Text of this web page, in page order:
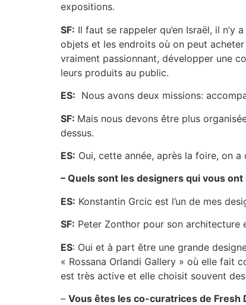
expositions.
SF: Il faut se rappeler qu’en Israël, il n’y
objets et les endroits où on peut
vraiment passionnant, développer une
leurs produits au public.
ES: Nous avons deux missions:
SF: Mais nous devons être plus
dessus.
ES: Oui, cette année, après la foire, on
– Quels sont les designers qui vous
ES: Konstantin Grcic est l’un de mes
SF: Peter Zonthor pour son architecture
ES: Oui et à part être une grande
« Rossana Orlandi Gallery » où elle fait
est très active et elle choisit souvent
– Vous êtes les co-curatrices de